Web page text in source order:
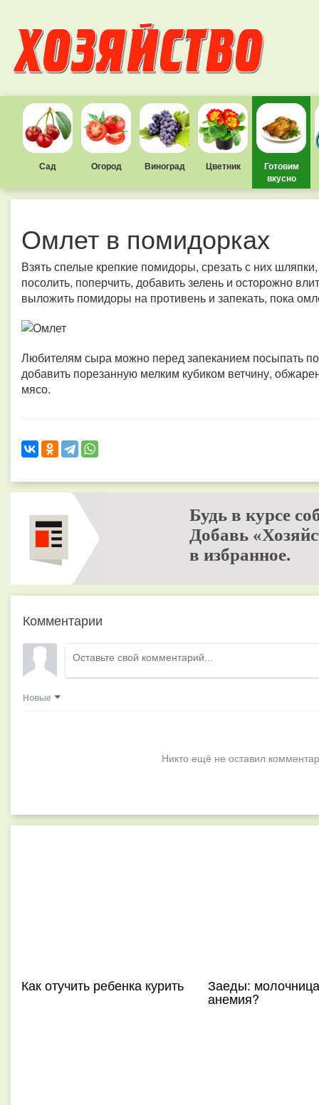
Сад Огород Виноград Цветник
Готовим
вкусно
Омлет в помидорках
Взять спелые крепкие помидоры, срезать с них
посолить, поперчить, добавить зелень и осторожно
выложить помидоры на противень и запекать, пока
Любителям сыра можно перед запеканием посыпать
добавить порезанную мелким кубиком ветчину,
мясо.
Будь в курсе
Добавь
в избранное.
Комментарии
Новые
Никто ещё не оставил
Как отучить ребенка курить Заеды:
анемия?